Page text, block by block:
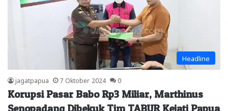
Headline
jagatpapua 7 Oktober 2024 0
Korupsi Pasar Babo Rp3 Miliar, Marthinus